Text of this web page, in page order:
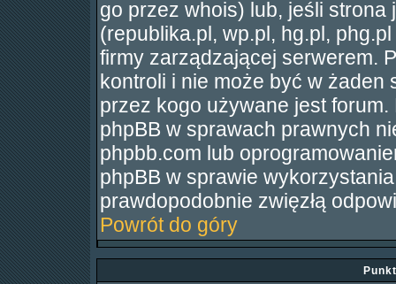
go przez whois) lub, jeśli
(republika.pl, wp.pl, hg.pl,
firmy zarządzającej serwerem.
kontroli i nie może być w żaden
przez kogo używane jest
phpBB w sprawach prawnych
phpbb.com lub
phpBB w sprawie
prawdopodobnie zwięzłą
Powrót do góry